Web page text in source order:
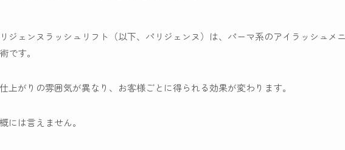
ジェンヌラッシュリフト（以下、パリジェンヌ）は、パーマ系のアイラッシュメ
です。
上がりの雰囲気が異なり、お客様ごとに得られる効果が変わります。
には言えません。